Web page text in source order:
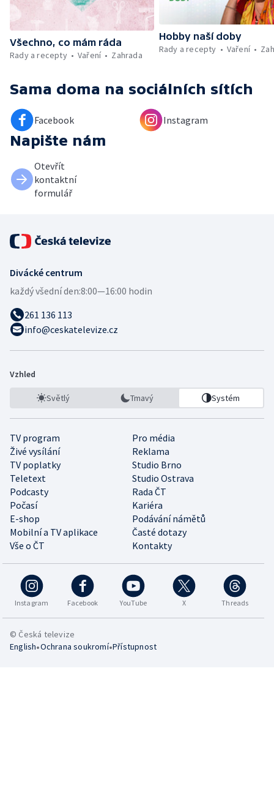
Všechno, co mám ráda
Rady a recepty
Vaření Zahrada
Hobby naší doby
Rady a recepty
Vaření
Sama doma na sociálních sítích
Facebook Instagram
Napište nám
Otevřít
kontaktní
formulář
Divácké centrum
každý všední den:8:00—16:00 hodin
261 136 113
info@ceskatelevize.cz
Vzhled
Světlý Tmavý Systém
TV program
Pro média
Živé vysílání
Reklama
TV poplatky
Studio Brno
Teletext
Studio Ostrava
Podcasty
Rada ČT
Počasí
Kariéra
E-shop
Podávání námětů
Mobilní a TV aplikace
Časté dotazy
Vše o ČT
Kontakty
Instagram Facebook YouTube X Threads
© Česká televize
English•Ochrana soukromí•Přístupnost